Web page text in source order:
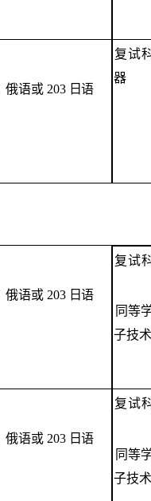
俄语或 203 日语
复试
器
俄语或 203 日语
复试
同等
子技术
俄语或 203 日语
复试
同等
子技术